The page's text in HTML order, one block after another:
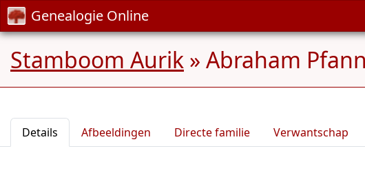
Genealogie Online
Stamboom Aurik » Abraham
Details Afbeeldingen Directe familie Verwantschap